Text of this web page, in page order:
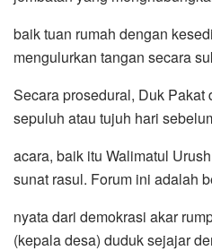
baik tuan rumah dengan
mengulurkan tangan secara
Secara prosedural, Duk Pakat
sepuluh atau tujuh hari
acara, baik itu Walimatul
sunat rasul. Forum ini adalah
nyata dari demokrasi akar
(kepala desa) duduk sejajar